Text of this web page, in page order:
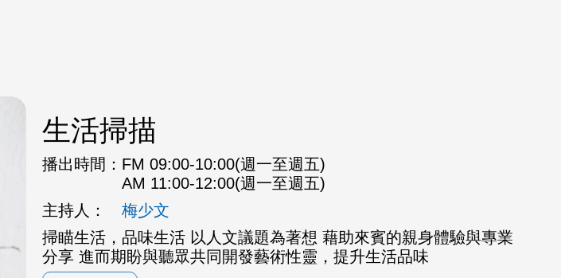
生活掃描
播出時間： FM 09:00-10:00(週一至週五)
AM 11:00-12:00(週一至週五)
主持人：
梅少文
掃瞄生活，品味生活 以人文議題為著想 藉助來賓的親身體驗與專業
分享 進而期盼與聽眾共同開發藝術性靈，提升生活品味